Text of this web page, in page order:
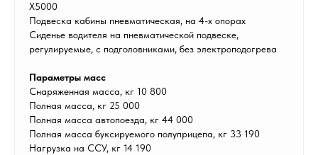
Х5000
Подвеска кабины пневматическая, на 4-х опорах
Сиденье водителя на пневматической подвеске,
регулируемые, с подголовниками, без электроподогрева
Параметры масс
Снаряженная масса, кг 10 800
Полная масса, кг 25 000
Полная масса автопоезда, кг 44 000
Полная масса буксируемого полуприцепа, кг 33 190
Нагрузка на ССУ, кг 14 190